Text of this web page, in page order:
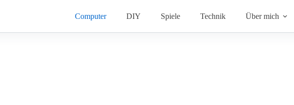
Computer DIY Spiele Technik Über mich